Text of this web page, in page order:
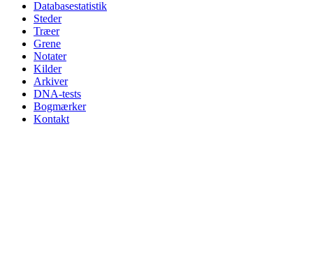
Databasestatistik
Steder
Træer
Grene
Notater
Kilder
Arkiver
DNA-tests
Bogmærker
Kontakt